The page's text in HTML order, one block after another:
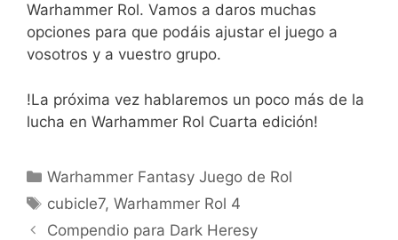
Warhammer Rol. Vamos a daros muchas
opciones para que podáis ajustar el juego a
vosotros y a vuestro grupo.
!La próxima vez hablaremos un poco más de la
lucha en Warhammer Rol Cuarta edición!
Categorías
Warhammer Fantasy Juego de Rol
Etiquetas
cubicle7,Warhammer Rol 4
Compendio para Dark Heresy